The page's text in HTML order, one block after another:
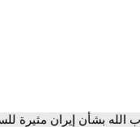
الله بشأن إيران مثيرة